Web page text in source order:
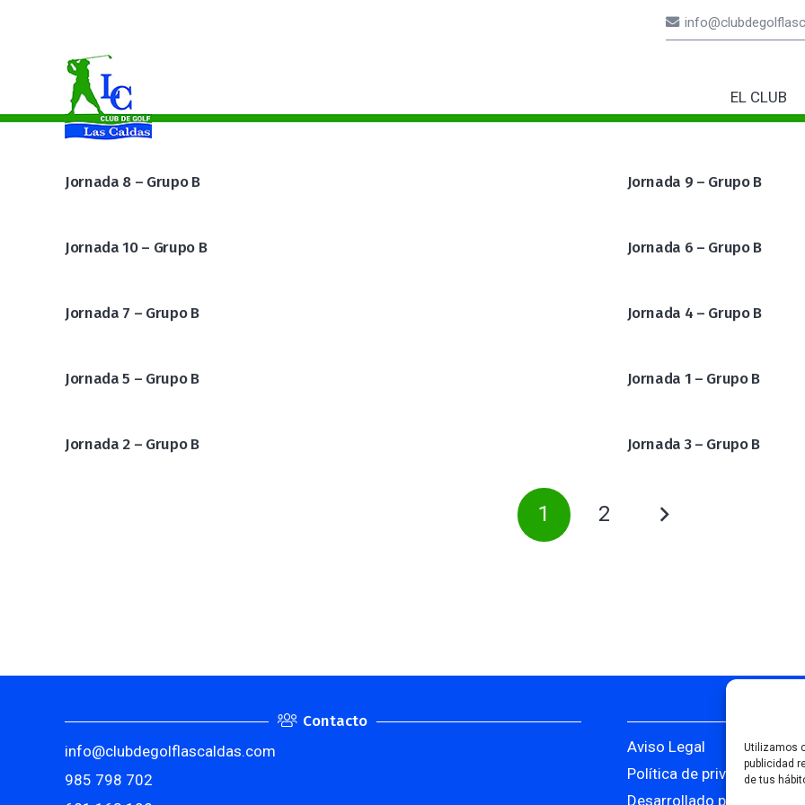
Utilizamos
publicidad
de tus
EL CLUB
Jornada 8 – Grupo B Jornada 9 – Grupo B
Jornada 10 – Grupo B Jornada 6 – Grupo B
Jornada 7 – Grupo B Jornada 4 – Grupo B
Jornada 5 – Grupo B Jornada 1 – Grupo B
Jornada 2 – Grupo B Jornada 3 – Grupo B
1 2
Contacto
info@clubdegolflascaldas.com
985 798 702
Aviso Legal
Política de privacidad
Desarrollado por Serlib